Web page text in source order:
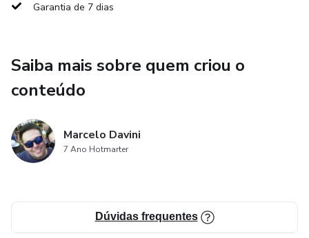
soluções que prendam o interesse e tornem todo o
Garantia de 7 dias
Saiba mais sobre quem criou o
conteúdo
Marcelo Davini
7 Ano Hotmarter
Dúvidas frequentes